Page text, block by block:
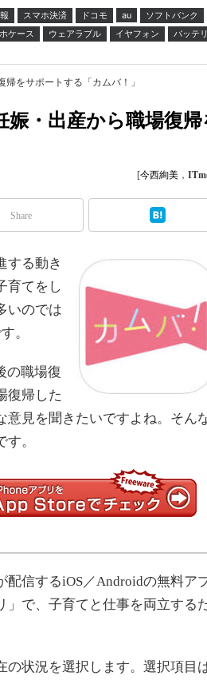
スマホ決済 ドコモ au ソフトバンク
ケース ウェアラブル イヤフォン バッテ
をサポートする「カムバ！」
・出産から職場復帰
[今西絢美 ，
Share
する動き
育てをし
いのでは
。
の職場復
復帰した
見を聞きたいですよね。そん
。
信するiOS／Androidの無料ア
」で、子育てと仕事を両立する
状況を選択します。選択項目